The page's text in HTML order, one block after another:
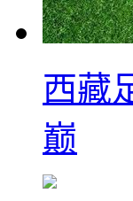
西藏
巅